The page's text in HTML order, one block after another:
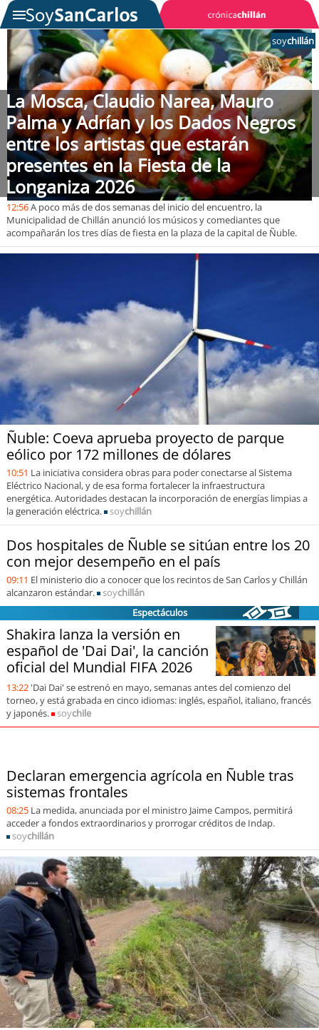
SOYTV
Podcast
Actualidad
Entretención
Economía
Deportes
Sostenibilidad
soyarica
soy iquique
soycalama
soyantofagasta
soy copiapó
soy valparaíso
soyquillota
soysanantonio
soysancarlos
soyconcepción
soycoronel
soyarauco
soytemuco
soy valdivia
soy osorno
soypuertomontt
La Mosca, Claudio Narea, Mauro
Palma y Adrían y los Dados Negros
entre los artistas que estarán
presentes en la Fiesta de la
Longaniza 2026
soychillán
12:56A poco más de dos semanas del inicio del encuentro, la
Municipalidad de Chillán anunció los músicos y comediantes que
acompañarán los tres días de fiesta en la plaza de la capital de Ñuble.
Ñuble: Coeva aprueba proyecto de parque
eólico por 172 millones de dólares
10:51 La iniciativa considera obras para poder conectarse al Sistema
Eléctrico Nacional, y de esa forma fortalecer la infraestructura
energética. Autoridades destacan la incorporación de energías limpias a
la generación eléctrica.
soychillán
Dos hospitales de Ñuble se sitúan entre los 20
con mejor desempeño en el país
09:11 El ministerio dio a conocer que los recintos de San Carlos y Chillán
alcanzaron estándar.
soychillán
Espectáculos
Shakira lanza la versión en
español de 'Dai Dai', la canción
oficial del Mundial FIFA 2026
13:22 'Dai Dai' se estrenó en mayo, semanas antes del comienzo del
torneo, y está grabada en cinco idiomas: inglés, español, italiano, francés
y japonés.
soychile
Declaran emergencia agrícola en Ñuble tras
sistemas frontales
08:25 La medida, anunciada por el ministro Jaime Campos, permitirá
acceder a fondos extraordinarios y prorrogar créditos de Indap.
soychillán